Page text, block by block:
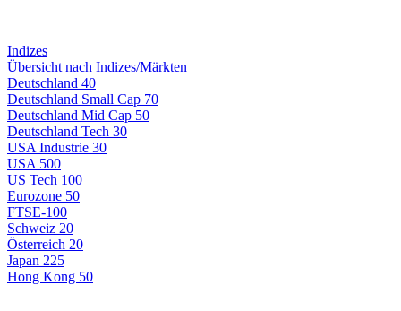
Indizes
Übersicht nach Indizes/Märkten
Deutschland 40
Deutschland Small Cap 70
Deutschland Mid Cap 50
Deutschland Tech 30
USA Industrie 30
USA 500
US Tech 100
Eurozone 50
FTSE-100
Schweiz 20
Österreich 20
Japan 225
Hong Kong 50